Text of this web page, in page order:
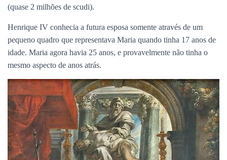
(quase 2 milhões de scudi).
Henrique IV conhecia a futura esposa somente através de um
pequeno quadro que representava Maria quando tinha 17 anos de
idade. Maria agora havia 25 anos, e provavelmente não tinha o
mesmo aspecto de anos atrás.